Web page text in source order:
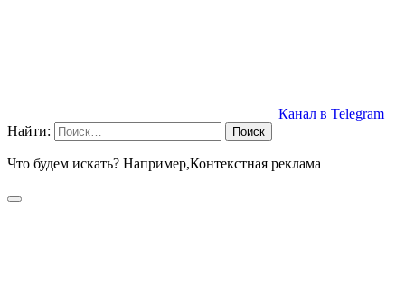
Канал в Telegram
Найти:
Что будем искать? Например,Контекстная реклама